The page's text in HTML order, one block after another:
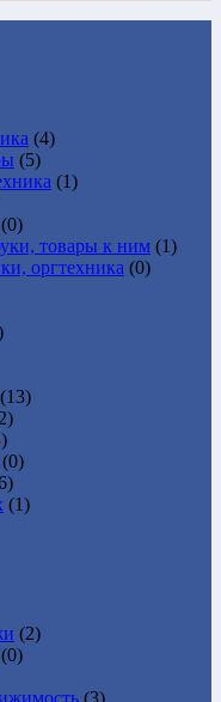
(4)
(5)
(1)
(0)
товары к ним (1)
оргтехника (0)
(13)
(0)
(1)
(2)
(0)
(3)